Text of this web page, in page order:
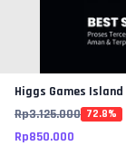
Higgs Games Island
Rp3.125.000 72.8%
Rp850.000